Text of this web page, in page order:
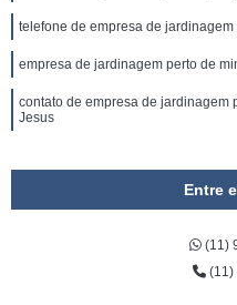
telefone de empresa de
empresa de jardinagem perto de
contato de empresa de jardinagem
Jesus
Entre
(11)
(11)